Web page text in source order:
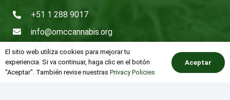
+51 1 288 9017
info@omccannabis.org
Av. 28 de Julio #562 Interior E, Miraflores, Lima –
Perú
El sitio web utiliza cookies para mejorar tu
experiencia. Si va continuar, haga clic en el botón
"Aceptar". También revise nuestras Privacy Policies
Aceptar